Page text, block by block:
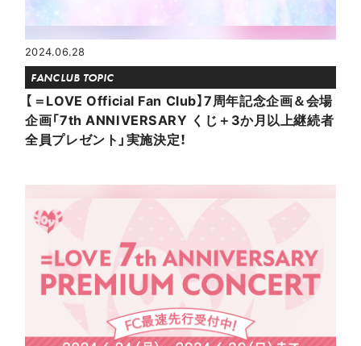
2024.06.28
FANCLUB TOPIC
【＝LOVE Official Fan Club】7周年記念企画＆会場
企画「7th ANNIVERSARY くじ＋3か月以上継続者
全員プレゼント」実施決定！